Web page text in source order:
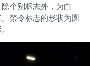
个别标志外，为白
禁令标志的形状为圆